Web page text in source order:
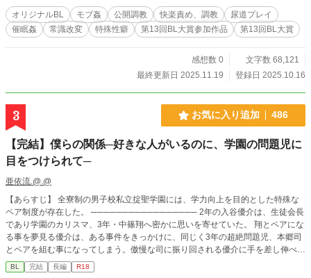
オリジナルBL モブ姦 公開調教 快楽責め、調教
尿道プレイ
催眠姦
常識改変 特殊性癖 第13回BL大賞参加作品 第13回BL大賞
感想数 0
文字数 68,121
最終更新日 2025.11.19
登録日 2025.10.16
3 お気に入り追加 486
【完結】僕らの関係─好きな人がいるのに、学園の問題児に
目をつけられて─
亜依流.@.@
【あらすじ】 全寮制の男子校私立掟聖学園には、学力向上を目的とした特殊な
ペア制度が存在した。 ───────────────── 2年の入谷優介は、生徒会長
であり学園のカリスマ、3年・中篠翔へ密かに思いを寄せていた。 翔とペアにな
る事を夢見る優介は、ある事件をきっかけに、同じく3年の超絶問題児、本郷司
とペアを組む事になってしまう。傲慢な司に振り回される優介に手を差し伸べた
のは、初恋の相手である翔だった。
BL 完結 長編 R18